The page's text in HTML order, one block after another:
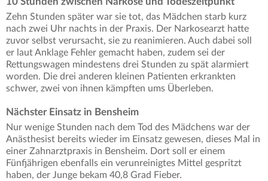
Zehn Stunden später war sie tot, das Mädchen starb kurz
nach zwei Uhr nachts in der Praxis. Der Narkosearzt hatte
zuvor selbst verursacht, sie zu reanimieren. Auch dabei soll
er laut Anklage Fehler gemacht haben, zudem sei der
Rettungswagen mindestens drei Stunden zu spät alarmiert
worden. Die drei anderen kleinen Patienten erkrankten
schwer, zwei von ihnen kämpften ums Überleben.
Nächster Einsatz in Bensheim
Nur wenige Stunden nach dem Tod des Mädchens war der
Anästhesist bereits wieder im Einsatz gewesen, dieses Mal in
einer Zahnarztpraxis in Bensheim. Dort soll er einem
Fünfjährigen ebenfalls ein verunreinigtes Mittel gespritzt
haben, der Junge bekam 40,8 Grad Fieber.